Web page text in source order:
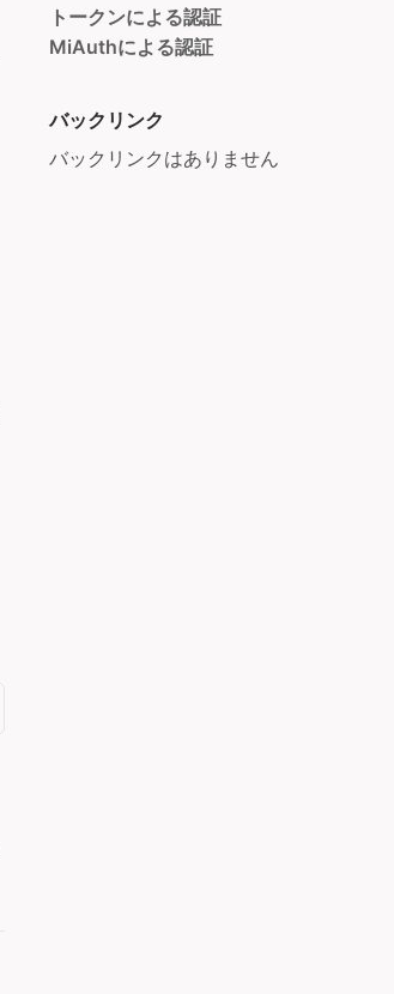
トークンによる認証
MiAuthによる認証
バックリンク
バックリンクはありません